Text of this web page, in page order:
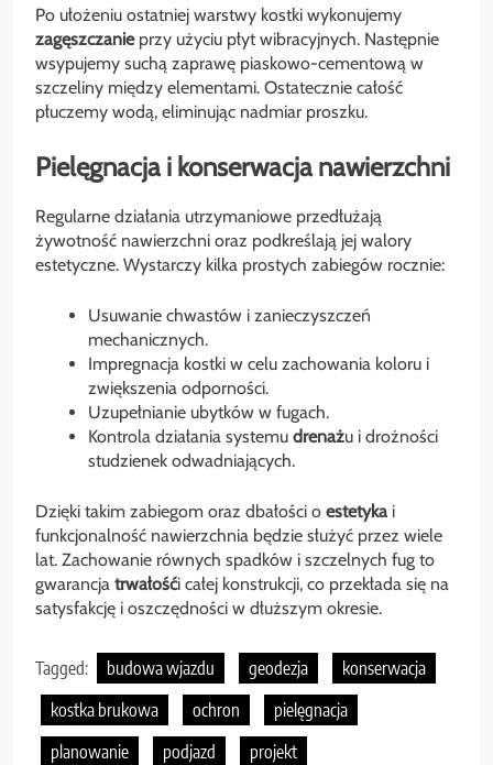
Po ułożeniu ostatniej warstwy kostki wykonujemy
zagęszczanieprzy użyciu płyt wibracyjnych. Następnie
wsypujemy suchą zaprawę piaskowo-cementową w
szczeliny między elementami. Ostatecznie całość
płuczemy wodą, eliminując nadmiar proszku.
Pielęgnacja i konserwacja nawierzchni
Regularne działania utrzymaniowe przedłużają
żywotność nawierzchni oraz podkreślają jej walory
estetyczne. Wystarczy kilka prostych zabiegów rocznie:
Usuwanie chwastów i zanieczyszczeń
mechanicznych.
Impregnacja kostki w celu zachowania koloru i
zwiększenia odporności.
Uzupełnianie ubytków w fugach.
Kontrola działania systemu drenażu i drożności
studzienek odwadniających.
Dzięki takim zabiegom oraz dbałości o estetykai
funkcjonalność nawierzchnia będzie służyć przez wiele
lat. Zachowanie równych spadków i szczelnych fug to
gwarancja trwałośći całej konstrukcji, co przekłada się na
satysfakcję i oszczędności w dłuższym okresie.
Tagged: budowa wjazdu geodezja
konserwacja
kostka brukowa
ochron
pielęgnacja
planowanie
podjazd
projekt